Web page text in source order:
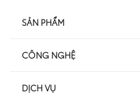
SẢN PHẨM
Hybrid EV
SUV
CÔNG NGHỆ
Hybrid
DỊCH VỤ